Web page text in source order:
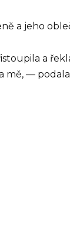
a jeho
a
mě, —